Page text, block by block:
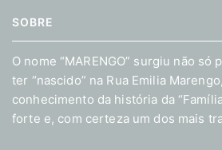
SOBRE
O nome “MARENGO” surgiu não só
ter “nascido” na Rua Emilia
conhecimento da história da
forte e, com certeza um dos mais